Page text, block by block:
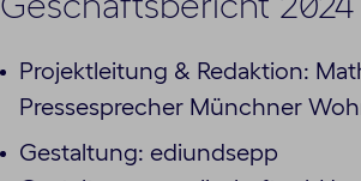
Projektleitung & Redaktion:
Pressesprecher Münchner
Gestaltung: ediundsepp